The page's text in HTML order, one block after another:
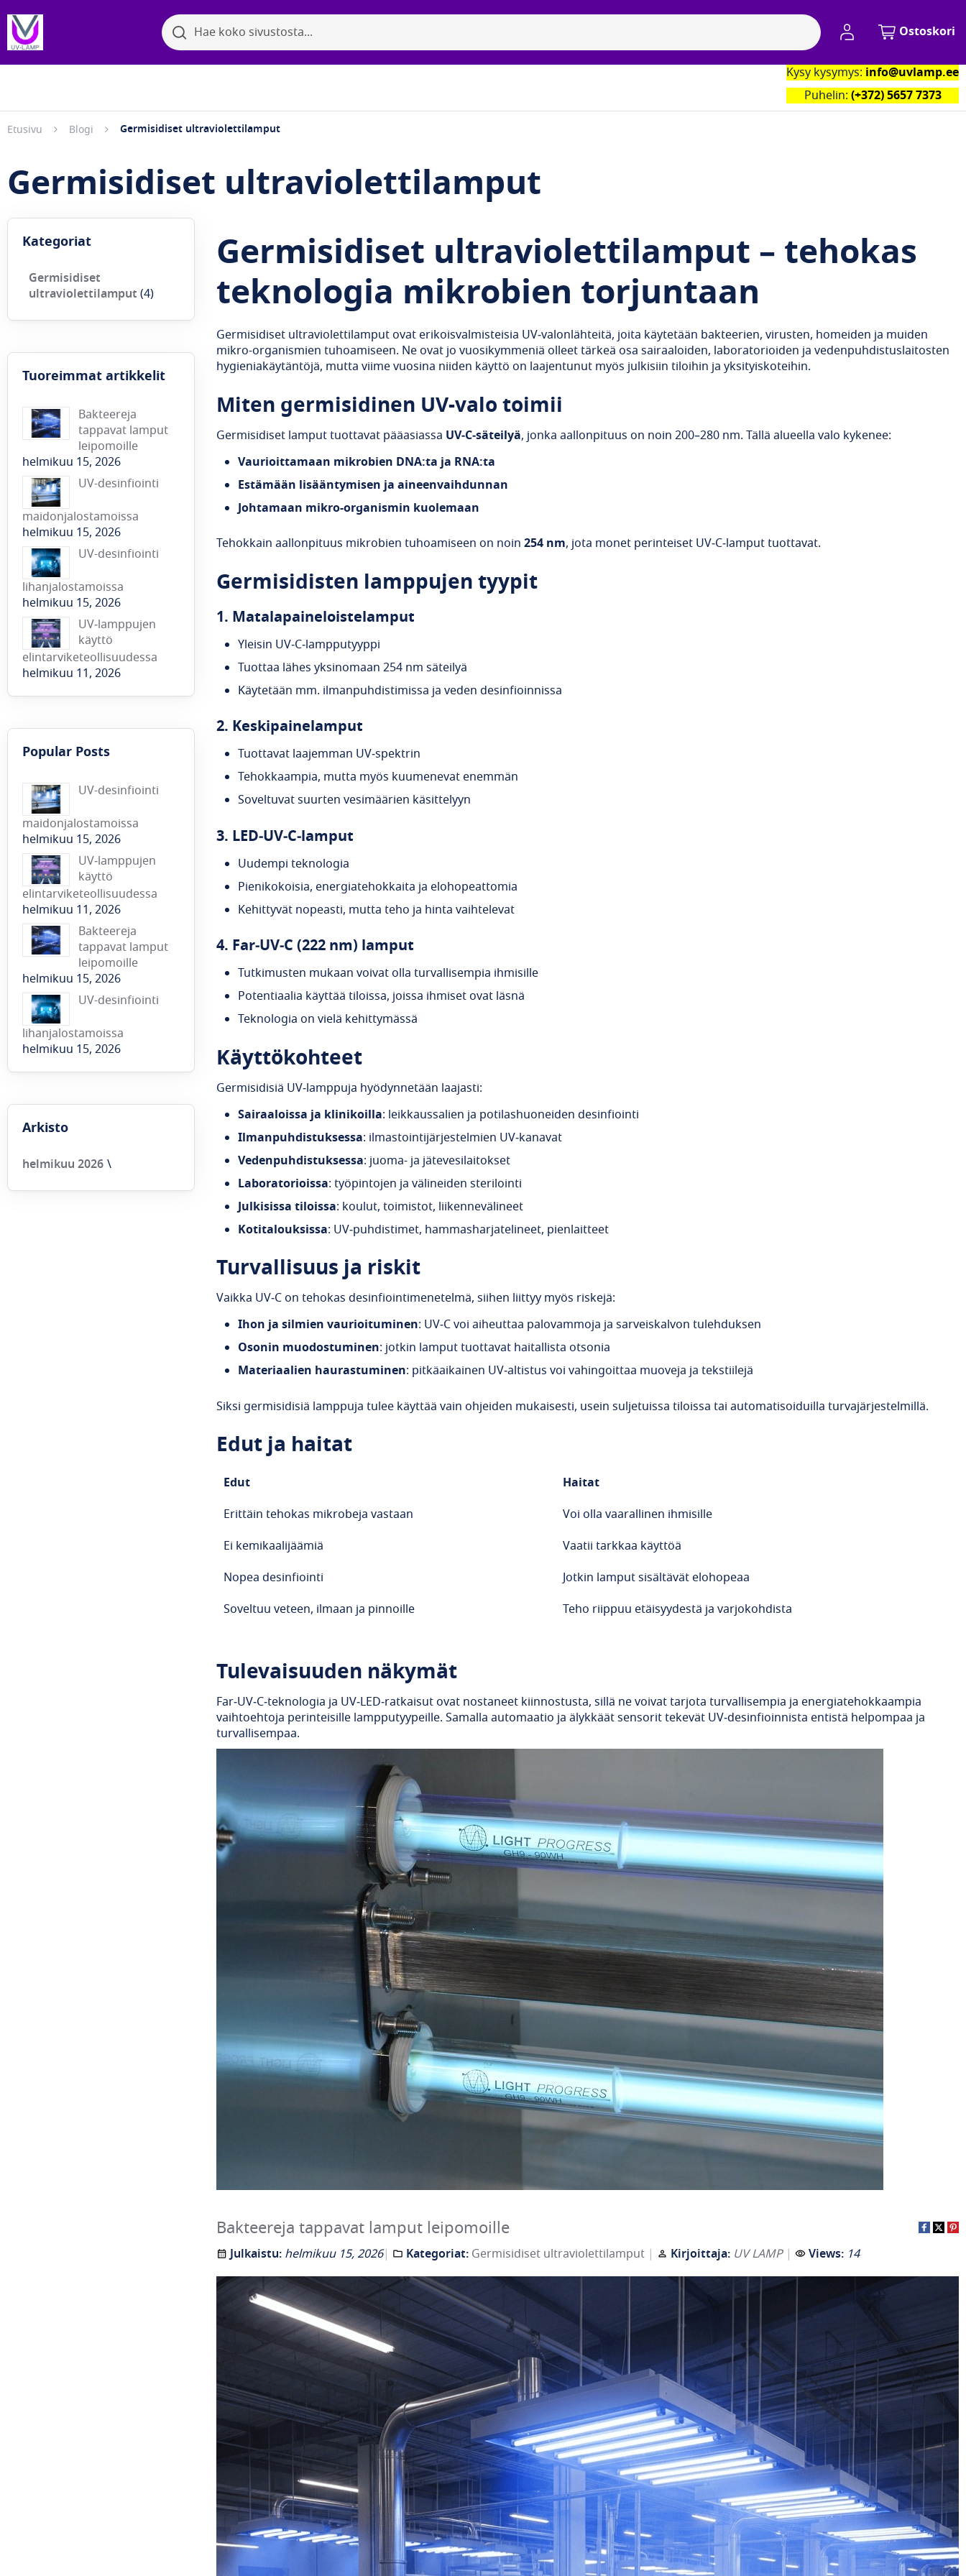
SearchSearch
My AccountOstoskori
Yhteystiedot
Kysy kysymys: info@uvlamp.ee
Puhelin: (+372) 5657 7373
Etusivu Blogi Germisidiset ultraviolettilamput
Germisidiset ultraviolettilamput
Germisidiset ultraviolettilamput – tehokas
teknologia mikrobien torjuntaan
Germisidiset ultraviolettilamput ovat erikoisvalmisteisia UV‑valonlähteitä, joita käytetään bakteerien, virusten, homeiden ja muiden
mikro-organismien tuhoamiseen. Ne ovat jo vuosikymmeniä olleet tärkeä osa sairaaloiden, laboratorioiden ja vedenpuhdistuslaitosten
hygieniakäytäntöjä, mutta viime vuosina niiden käyttö on laajentunut myös julkisiin tiloihin ja yksityiskoteihin.
Miten germisidinen UV-valo toimii
Germisidiset lamput tuottavat pääasiassa UV‑C‑säteilyä, jonka aallonpituus on noin 200–280 nm. Tällä alueella valo kykenee:
Vaurioittamaan mikrobien DNA:ta ja RNA:ta
Estämään lisääntymisen ja aineenvaihdunnan
Johtamaan mikro-organismin kuolemaan
Tehokkain aallonpituus mikrobien tuhoamiseen on noin 254 nm, jota monet perinteiset UV‑C‑lamput tuottavat.
Germisidisten lamppujen tyypit
1. Matala­paineloistelamput
Yleisin UV‑C‑lampputyyppi
Tuottaa lähes yksinomaan 254 nm säteilyä
Käytetään mm. ilmanpuhdistimissa ja veden desinfioinnissa
2. Keskipainelamput
Tuottavat laajemman UV‑spektrin
Tehokkaampia, mutta myös kuumenevat enemmän
Soveltuvat suurten vesimäärien käsittelyyn
3. LED‑UV‑C‑lamput
Uudempi teknologia
Pienikokoisia, energiatehokkaita ja elohopeattomia
Kehittyvät nopeasti, mutta teho ja hinta vaihtelevat
4. Far‑UV‑C (222 nm) lamput
Tutkimusten mukaan voivat olla turvallisempia ihmisille
Potentiaalia käyttää tiloissa, joissa ihmiset ovat läsnä
Teknologia on vielä kehittymässä
Käyttökohteet
Germisidisiä UV‑lamppuja hyödynnetään laajasti:
Sairaaloissa ja klinikoilla: leikkaussalien ja potilashuoneiden desinfiointi
Ilmanpuhdistuksessa: ilmastointijärjestelmien UV‑kanavat
Vedenpuhdistuksessa: juoma- ja jätevesilaitokset
Laboratorioissa: työpintojen ja välineiden sterilointi
Julkisissa tiloissa: koulut, toimistot, liikennevälineet
Kotitalouksissa: UV‑puhdistimet, hammasharjatelineet, pienlaitteet
Turvallisuus ja riskit
Vaikka UV‑C on tehokas desinfiointimenetelmä, siihen liittyy myös riskejä:
Ihon ja silmien vaurioituminen: UV‑C voi aiheuttaa palovammoja ja sarveiskalvon tulehduksen
Osonin muodostuminen: jotkin lamput tuottavat haitallista otsonia
Materiaalien haurastuminen: pitkäaikainen UV‑altistus voi vahingoittaa muoveja ja tekstiilejä
Siksi germisidisiä lamppuja tulee käyttää vain ohjeiden mukaisesti, usein suljetuissa tiloissa tai automatisoiduilla turvajärjestelmillä.
Edut ja haitat
Edut
Haitat
Erittäin tehokas mikrobeja vastaan Voi olla vaarallinen ihmisille
Ei kemikaalijäämiä Vaatii tarkkaa käyttöä
Nopea desinfiointi Jotkin lamputsisältävät elohopeaa
Soveltuu veteen, ilmaan ja pinnoille Teho riippuu etäisyydestä ja varjokohdista
Tulevaisuuden näkymät
Far‑UV‑C‑teknologia ja UV‑LED‑ratkaisut ovat nostaneet kiinnostusta, sillä ne voivat tarjota turvallisempia ja energiatehokkaampia
vaihtoehtoja perinteisille lampputyypeille. Samalla automaatio ja älykkäät sensorit tekevät UV‑desinfioinnista entistä helpompaa ja
turvallisempaa.
Bakteereja tappavat lamput leipomoille
Julkaistu: helmikuu 15, 2026 Kategoriat: Germisidiset ultraviolettilamput Kirjoittaja: UV LAMP Views: 14
Kategoriat
Germisidiset
ultraviolettilamput (4)
Tuoreimmat artikkelit
Bakteereja
tappavat lamput
leipomoille
helmikuu 15, 2026
UV-desinfiointi
maidonjalostamoissa
helmikuu 15, 2026
UV-desinfiointi
lihanjalostamoissa
helmikuu 15, 2026
UV‑lamppujen
käyttö
elintarviketeollisuudessa
helmikuu 11, 2026
Popular Posts
UV-desinfiointi
maidonjalostamoissa
helmikuu 15, 2026
UV‑lamppujen
käyttö
elintarviketeollisuudessa
helmikuu 11, 2026
Bakteereja
tappavat lamput
leipomoille
helmikuu 15, 2026
UV-desinfiointi
lihanjalostamoissa
helmikuu 15, 2026
Arkisto
helmikuu 2026